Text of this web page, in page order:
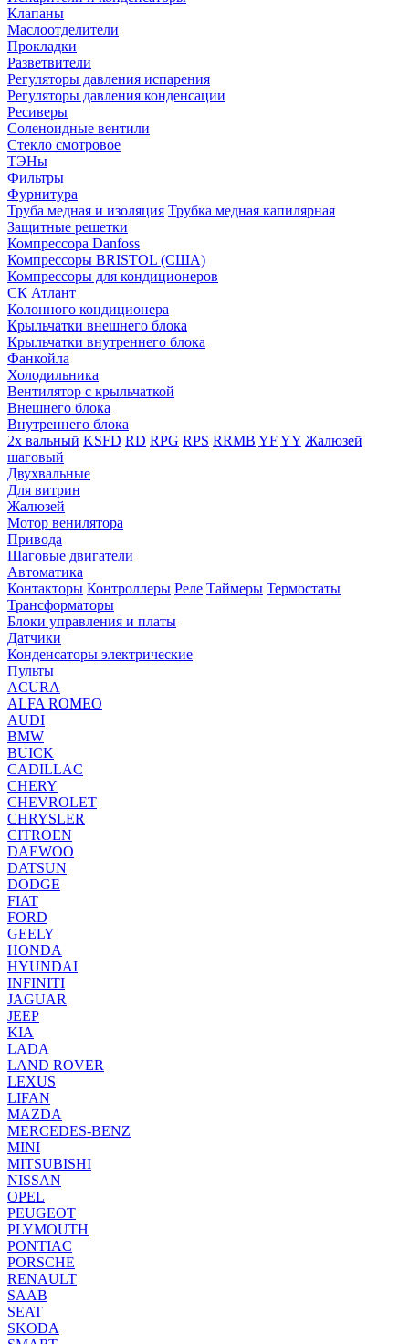
Клапаны
Маслоотделители
Прокладки
Разветвители
Регуляторы давления испарения
Регуляторы давления конденсации
Ресиверы
Соленоидные вентили
Стекло смотровое
ТЭНы
Фильтры
Фурнитура
Труба медная и изоляция Трубка медная капилярная
Защитные решетки
Компрессора Danfoss
Компрессоры BRISTOL (США)
Компрессоры для кондиционеров
СК Атлант
Колонного кондиционера
Крыльчатки внешнего блока
Крыльчатки внутреннего блока
Фанкойла
Холодильника
Вентилятор с крыльчаткой
Внешнего блока
Внутреннего блока
2х вальный KSFD RD RPG RPS RRMB YFYY Жалюзей
шаговый
Двухвальные
Для витрин
Жалюзей
Мотор венилятора
Привода
Шаговые двигатели
Автоматика
Контакторы Контроллеры Реле Таймеры Термостаты
Трансформаторы
Блоки управления и платы
Датчики
Конденсаторы электрические
Пульты
ACURA
ALFA ROMEO
AUDI
BMW
BUICK
CADILLAC
CHERY
CHEVROLET
CHRYSLER
CITROEN
DAEWOO
DATSUN
DODGE
FIAT
FORD
GEELY
HONDA
HYUNDAI
INFINITI
JAGUAR
JEEP
KIA
LADA
LAND ROVER
LEXUS
LIFAN
MAZDA
MERCEDES-BENZ
MINI
MITSUBISHI
NISSAN
OPEL
PEUGEOT
PLYMOUTH
PONTIAC
PORSCHE
RENAULT
SAAB
SEAT
SKODA